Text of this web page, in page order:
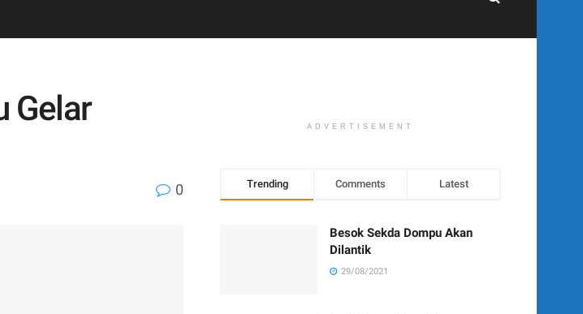
Gelar
0
ADVERTISEMENT
Trending Comments Latest
Besok Sekda Dompu Akan
Dilantik
29/08/2021